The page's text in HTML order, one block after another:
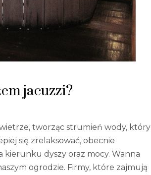
jacuzzi?
tworząc strumień wody, który
się zrelaksować, obecnie
kierunku dyszy oraz mocy. Wanna
ogrodzie. Firmy, które zajmują